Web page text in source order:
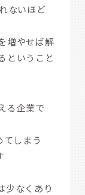
ないほど
増やせば解
ということ
る企業で
しまう
少なくあり